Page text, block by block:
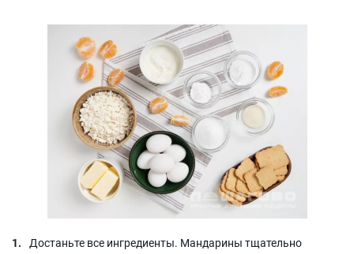
Достаньте все ингредиенты. Мандарины тщательно